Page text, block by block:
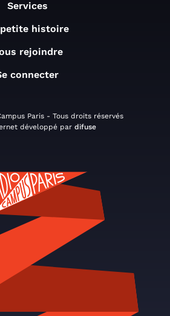
Services
histoire
rejoindre
connecter
Paris - Tous droits réservés
développé par difuse